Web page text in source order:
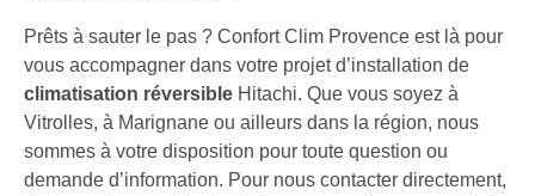
Prêts à sauter le pas ? Confort Clim Provence est là pour
vous accompagner dans votre projet d’installation de
climatisation réversible Hitachi. Que vous soyez à
Vitrolles, à Marignane ou ailleurs dans la région, nous
sommes à votre disposition pour toute question ou
demande d’information. Pour nous contacter directement,